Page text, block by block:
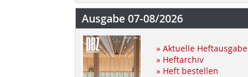
Ausgabe 07-08/2026
» Aktuelle Heftausgabe
» Heftarchiv
» Heft bestellen